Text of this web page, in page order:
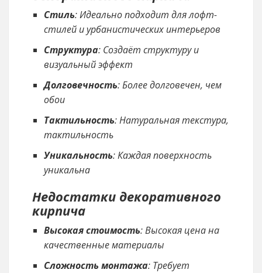
Стиль: Идеально подходит для лофт-
стилей и урбанистических интерьеров
Структура: Создаёт структуру и
визуальный эффект
Долговечность: Более долговечен, чем
обои
Тактильность: Натуральная текстура,
тактильность
Уникальность: Каждая поверхность
уникальна
Недостатки декоративного
кирпича
Высокая стоимость: Высокая цена на
качественные материалы
Сложность монтажа: Требует